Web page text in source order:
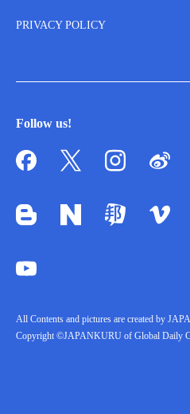
PRIVACY POLICY
Follow us!
All Contents and pictures are created by
Copyright ©JAPANKURU of Global Daily